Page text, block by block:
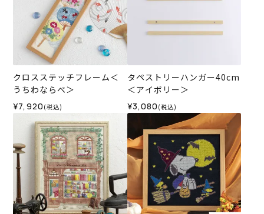
クロスステッチフレーム＜
うちわならべ＞
¥7,920 (税込)
タペストリーハンガー40cm
＜アイボリー＞
¥3,080 (税込)